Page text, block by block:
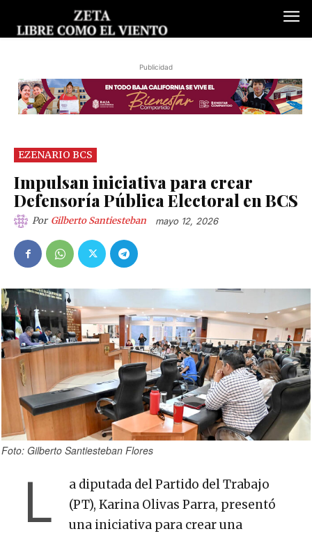
Publicidad
EZENARIO BCS
Impulsan iniciativa para crear
Defensoría Pública Electoral en BCS
Por Gilberto Santiesteban mayo 12, 2026
Foto: Gilberto Santiesteban Flores
L
a diputada del Partido del Trabajo
(PT), Karina Olivas Parra, presentó
una iniciativa para crear una